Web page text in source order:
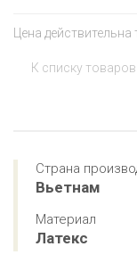
Цена
К списку товаров
Страна
Вьетнам
Материал
Латекс